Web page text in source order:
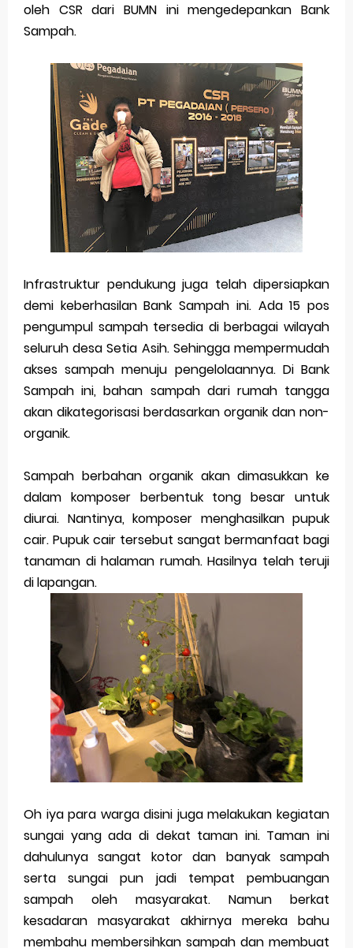
oleh CSR dari BUMN ini mengedepankan Bank
Sampah.
Infrastruktur pendukung juga telah dipersiapkan
demi keberhasilan Bank Sampah ini. Ada 15 pos
pengumpul sampah tersedia di berbagai wilayah
seluruh desa Setia Asih. Sehingga mempermudah
akses sampah menuju pengelolaannya. Di Bank
Sampah ini, bahan sampah dari rumah tangga
akan dikategorisasi berdasarkan organik dan non-
organik.
Sampah berbahan organik akan dimasukkan ke
dalam komposer berbentuk tong besar untuk
diurai. Nantinya, komposer menghasilkan pupuk
cair. Pupuk cair tersebut sangat bermanfaat bagi
tanaman di halaman rumah. Hasilnya telah teruji
di lapangan.
Oh iya para warga disini juga melakukan kegiatan
sungai yang ada di dekat taman ini. Taman ini
dahulunya sangat kotor dan banyak sampah
serta sungai pun jadi tempat pembuangan
sampah oleh masyarakat. Namun berkat
kesadaran masyarakat akhirnya mereka bahu
membahu membersihkan sampah dan membuat